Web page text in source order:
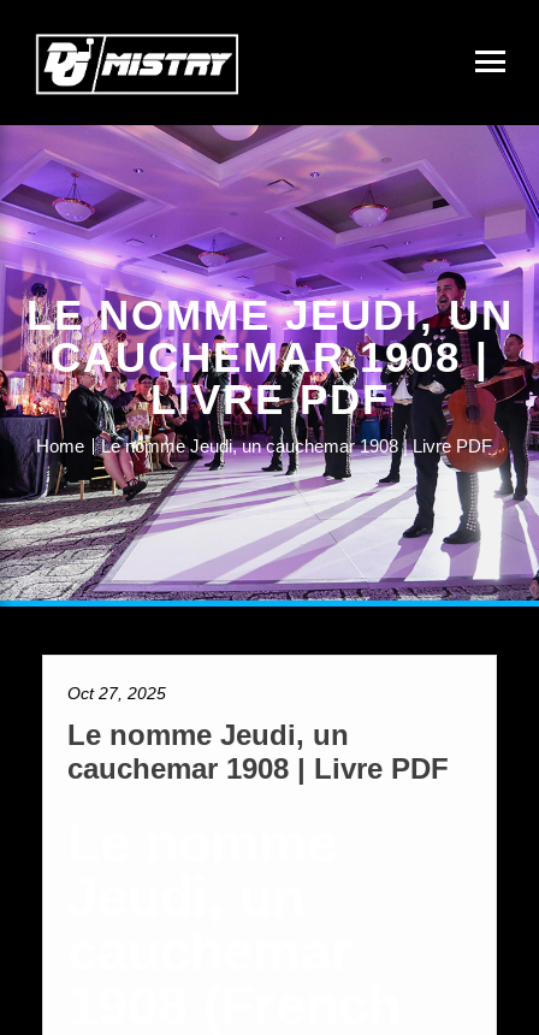
LE NOMME JEUDI, UN
CAUCHEMAR 1908 |
LIVRE PDF
Home Le nomme Jeudi, un cauchemar 1908 | Livre PDF
Oct 27, 2025
Le nomme Jeudi, un
cauchemar 1908 | Livre PDF